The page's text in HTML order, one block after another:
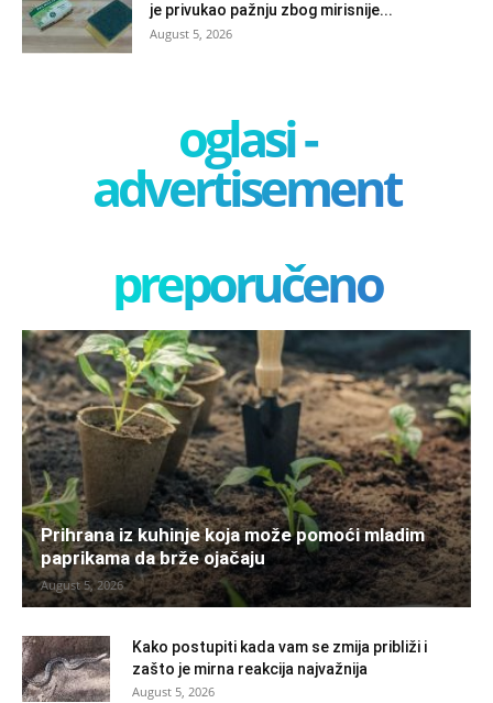
je privukao pažnju zbog mirisnije...
August 5, 2026
oglasi -
advertisement
preporučeno
Prihrana iz kuhinje koja može pomoći mladim
paprikama da brže ojačaju
August 5, 2026
Kako postupiti kada vam se zmija približi i
zašto je mirna reakcija najvažnija
August 5, 2026